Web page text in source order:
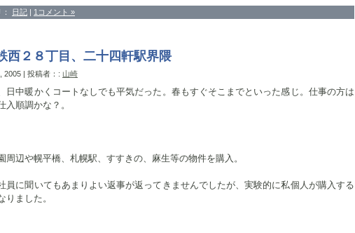
日記 1コメント »
西２８丁目、二十四軒駅界隈
2005 | 投稿者：: 山崎
日中暖かくコートなしでも平気だった。春もすぐそこまでといった感じ。仕事の方は
入順調かな？。
周辺や幌平橋、札幌駅、すすきの、麻生等の物件を購入。
員に聞いてもあまりよい返事が返ってきませんでしたが、実験的に私個人が購入する
りました。